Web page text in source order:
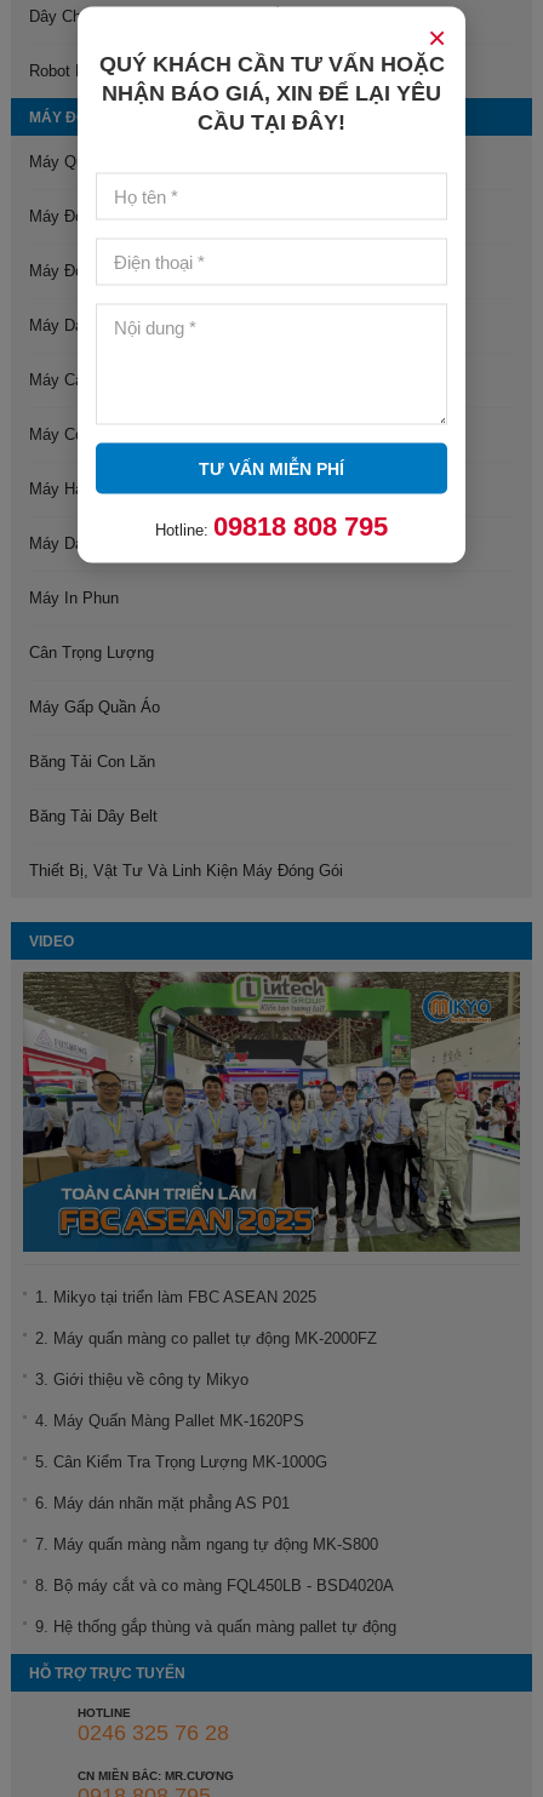
Dây Chuyền Gấp, Đóng Gói Quần Áo Tự Động
Robot Bốc Xếp Hàng Hóa
MÁY ĐÓNG GÓI
Máy Quấn Màng Pallet
Máy Đóng Đai Tự Động
Máy Đóng Đai Bán Tự Động
Máy Dán Thùng Carton Tự Động
Máy Cấp Và Dán Đáy Thùng Carton Tự Động
Máy Co Màng Sản Phẩm
Máy Hàn Miệng Túi
Máy Dán Nhãn
Máy In Phun
Cân Trọng Lượng
Máy Gấp Quần Áo
Băng Tải Con Lăn
Băng Tải Dây Belt
Thiết Bị, Vật Tư Và Linh Kiện Máy Đóng Gói
VIDEO
1. Mikyo tại triển làm FBC ASEAN 2025
2. Máy quấn màng co pallet tự động MK-2000FZ
3. Giới thiệu về công ty Mikyo
4. Máy Quấn Màng Pallet MK-1620PS
5. Cân Kiểm Tra Trọng Lượng MK-1000G
6. Máy dán nhãn mặt phẳng AS P01
7. Máy quấn màng nằm ngang tự động MK-S800
8. Bộ máy cắt và co màng FQL450LB - BSD4020A
9. Hệ thống gắp thùng và quấn màng pallet tự động
HỖ TRỢ TRỰC TUYẾN
HOTLINE
0246 325 76 28
CN MIỀN BẮC: MR.CƯƠNG
×
QUÝ KHÁCH CẦN TƯ VẤN HOẶC
NHẬN BÁO GIÁ, XIN ĐỂ LẠI YÊU
CẦU TẠI ĐÂY!
TƯ VẤN MIỄN PHÍ
Hotline: 09818 808 795